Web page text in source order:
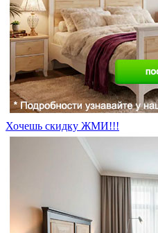
Хочешь скидку ЖМИ!!!